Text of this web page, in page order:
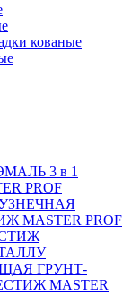
кованые
3 в 1
PROF
MASTER PROF
ГРУНТ-
MASTER